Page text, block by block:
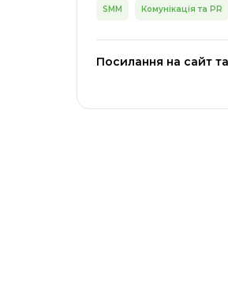
SMM Комунікація та PR
Посилання на сайт